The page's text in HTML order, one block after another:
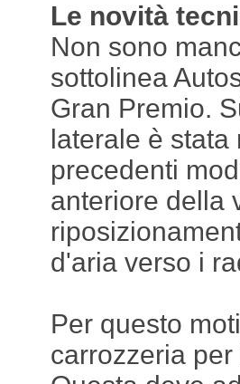
Le novità
Non sono
sottolinea
Gran Premio.
laterale è
precedenti
anteriore della
d'aria verso i
Per questo
carrozzeria